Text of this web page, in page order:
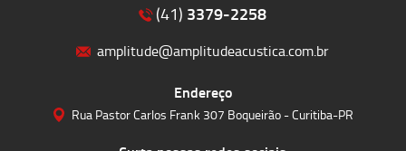
(41) 3379-2258
amplitude@amplitudeacustica.com.br
Endereço
Rua Pastor Carlos Frank 307 Boqueirão - Curitiba-PR